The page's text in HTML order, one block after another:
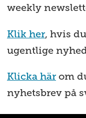
weekly
Klik her, hvis
ugentlige
Klicka härom
nyhetsbrev på